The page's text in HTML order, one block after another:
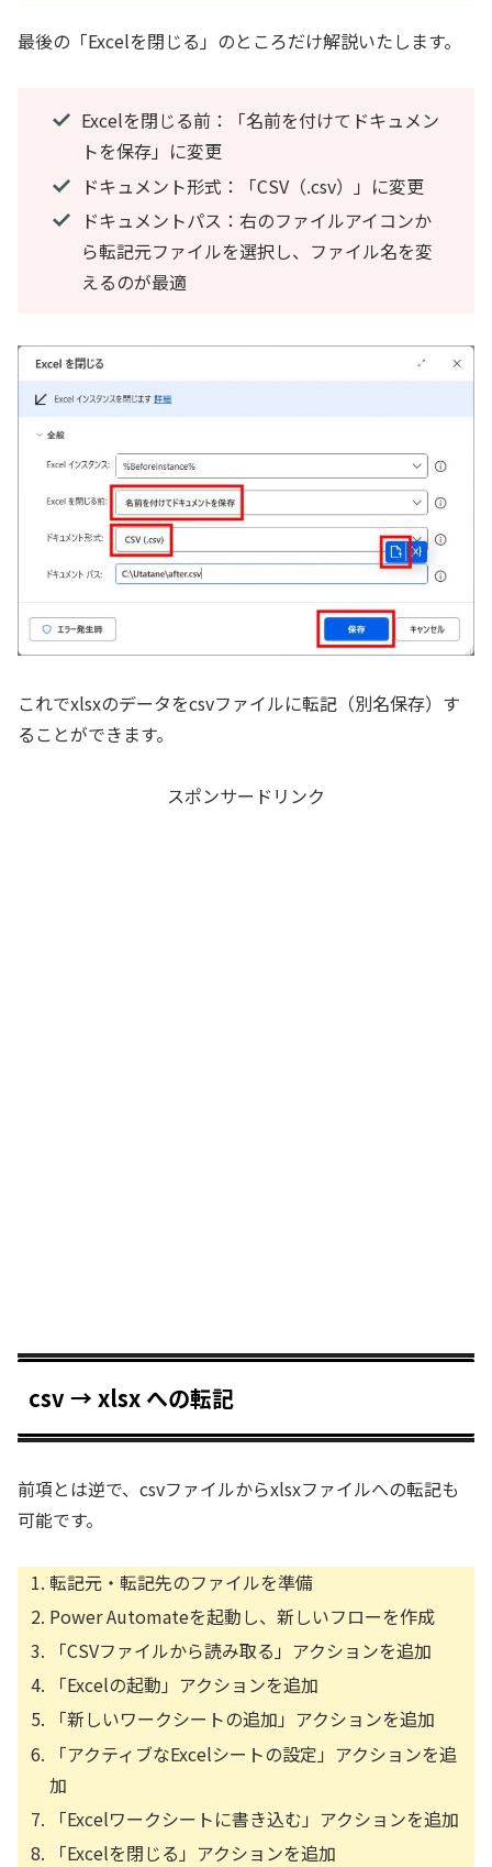
最後の「Excelを閉じる」のところだけ解説いたします。
Excelを閉じる前：「名前を付けてドキュメン
トを保存」に変更
ドキュメント形式：「CSV（.csv）」に変更
ドキュメントパス：右のファイルアイコンか
ら転記元ファイルを選択し、ファイル名を変
えるのが最適
これでxlsxのデータをcsvファイルに転記（別名保存）す
ることができます。
スポンサードリンク
csv → xlsx への転記
前項とは逆で、csvファイルからxlsxファイルへの転記も
可能です。
転記元・転記先のファイルを準備
Power Automateを起動し、新しいフローを作成
「CSVファイルから読み取る」アクションを追加
「Excelの起動」アクションを追加
「新しいワークシートの追加」アクションを追加
「アクティブなExcelシートの設定」アクションを追
加
「Excelワークシートに書き込む」アクションを追加
「Excelを閉じる」アクションを追加